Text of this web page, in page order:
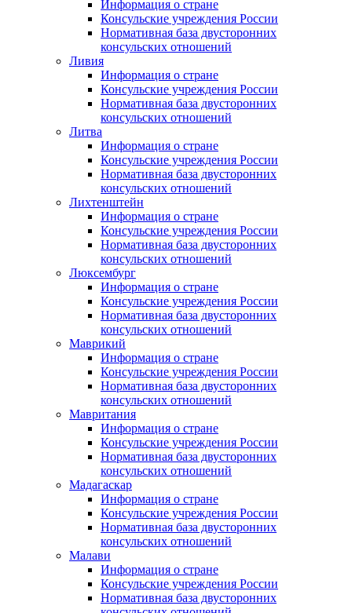
Информация о стране
Консульские учреждения России
Нормативная база двусторонних
консульских отношений
Ливия
Информация о стране
Консульские учреждения России
Нормативная база двусторонних
консульских отношений
Литва
Информация о стране
Консульские учреждения России
Нормативная база двусторонних
консульских отношений
Лихтенштейн
Информация о стране
Консульские учреждения России
Нормативная база двусторонних
консульских отношений
Люксембург
Информация о стране
Консульские учреждения России
Нормативная база двусторонних
консульских отношений
Маврикий
Информация о стране
Консульские учреждения России
Нормативная база двусторонних
консульских отношений
Мавритания
Информация о стране
Консульские учреждения России
Нормативная база двусторонних
консульских отношений
Мадагаскар
Информация о стране
Консульские учреждения России
Нормативная база двусторонних
консульских отношений
Малави
Информация о стране
Консульские учреждения России
Нормативная база двусторонних